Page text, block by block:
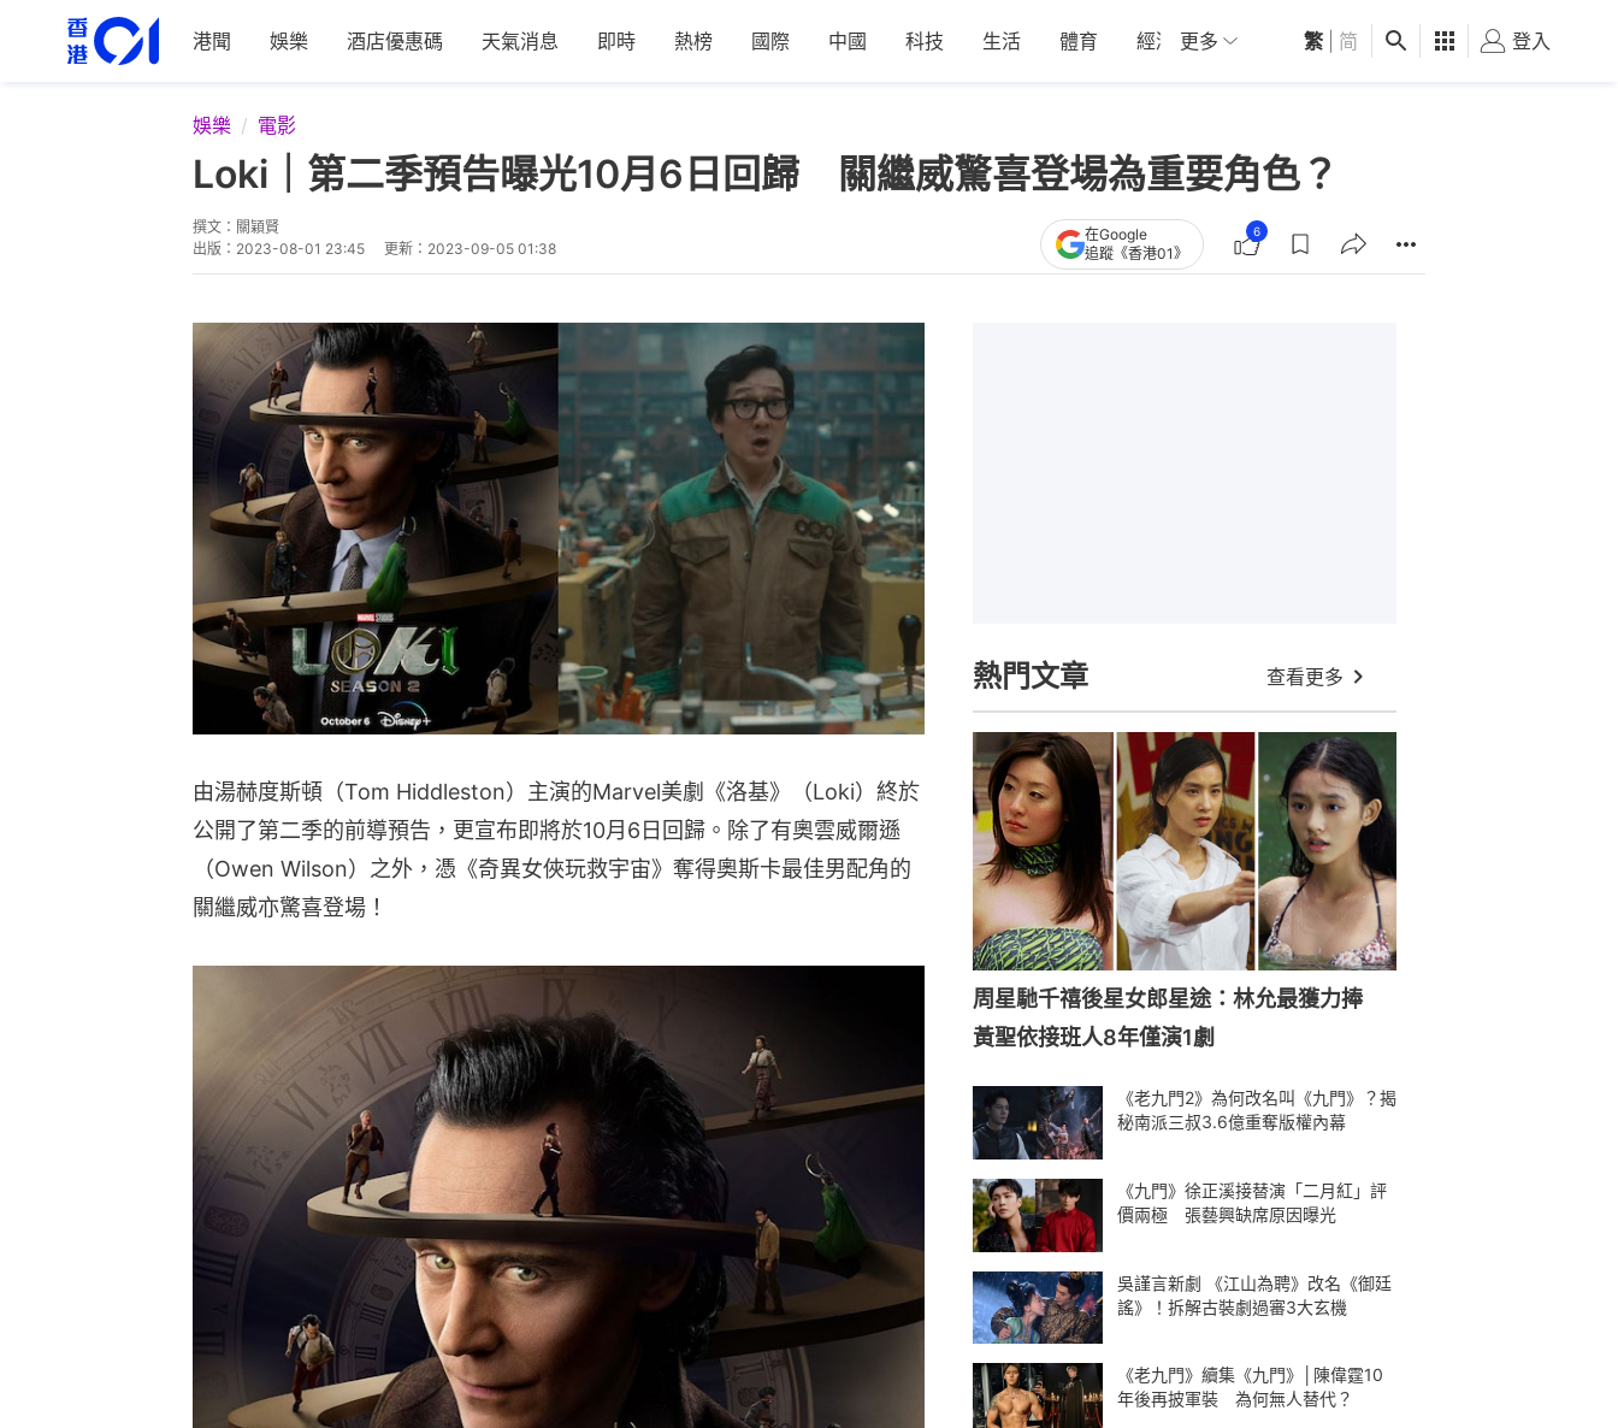
港聞 娛樂 酒店優惠碼 天氣消息 即時 熱榜 國際 中國 科技 生活 體育 經濟 01深圳 觀點 健康 好食玩飛
更多 繁 简 登入
娛樂 電影
Loki｜第二季預告曝光10月6日回歸 關繼威驚喜登場為重要角色？
撰文： 關穎賢
出版： 2023-08-01 23:45 更新： 2023-09-05 01:38
在Google
追蹤《香港01》
6
由湯赫度斯頓（Tom Hiddleston）主演的Marvel美劇《洛基》（Loki）終於
公開了第二季的前導預告，更宣布即將於10月6日回歸。除了有奧雲威爾遜
（Owen Wilson）之外，憑《奇異女俠玩救宇宙》奪得奧斯卡最佳男配角的
關繼威亦驚喜登場！
熱門文章 查看更多
周星馳千禧後星女郎星途：林允最獲力捧
黃聖依接班人8年僅演1劇
《老九門2》為何改名叫《九門》？揭
秘南派三叔3.6億重奪版權內幕
《九門》徐正溪接替演「二月紅」評
價兩極 張藝興缺席原因曝光
吳謹言新劇 《江山為聘》改名《御廷
謠》！拆解古裝劇過審3大玄機
《老九門》續集《九門》│陳偉霆10
年後再披軍裝 為何無人替代？